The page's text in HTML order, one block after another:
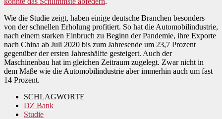
Wie die Studie zeigt, haben einige deutsche Branchen besonders
von der schnellen Erholung profitiert. So hat die Automobilindustrie,
nach einem starken Einbruch zu Beginn der Pandemie, ihre Exporte
nach China ab Juli 2020 bis zum Jahresende um 23,7 Prozent
gegenüber der ersten Jahreshälfte gesteigert. Auch der
Maschinenbau hat im gleichen Zeitraum zugelegt. Zwar nicht in
dem Maße wie die Automobilindustrie aber immerhin auch um fast
14 Prozent.
SCHLAGWORTE
DZ Bank
Studie